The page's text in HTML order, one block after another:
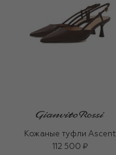
Кожаные туфли Ascent
112 500 ₽